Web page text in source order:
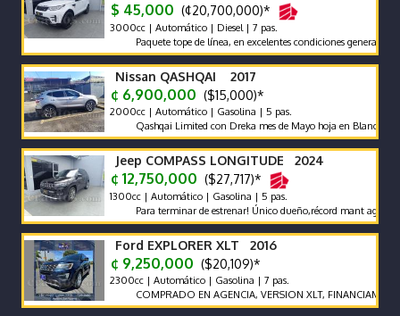
$ 45,000 (¢20,700,000)*
3000cc | Automático | Diesel | 7 pas.
Paquete tope de línea, en excelentes condiciones generales.
Nissan QASHQAI 2017
¢ 6,900,000 ($15,000)*
2000cc | Automático | Gasolina | 5 pas.
Qashqai Limited con Dreka mes de Mayo hoja en Blanco
Jeep COMPASS LONGITUDE 2024
¢ 12,750,000 ($27,717)*
1300cc | Automático | Gasolina | 5 pas.
Para terminar de estrenar! Único dueño,récord mant
Ford EXPLORER XLT 2016
¢ 9,250,000 ($20,109)*
2300cc | Automático | Gasolina | 7 pas.
COMPRADO EN AGENCIA, VERSION XLT, FINANCIAMIENTO